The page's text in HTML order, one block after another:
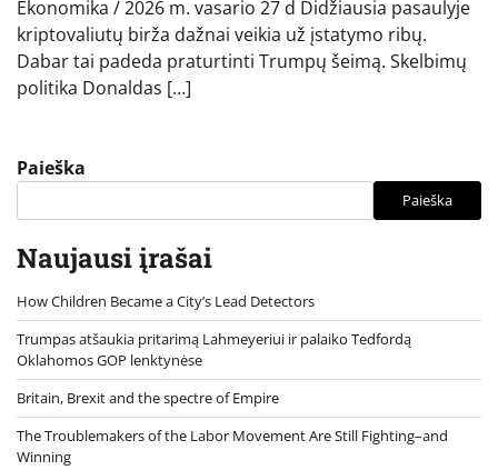
Ekonomika / 2026 m. vasario 27 d Didžiausia pasaulyje
kriptovaliutų birža dažnai veikia už įstatymo ribų.
Dabar tai padeda praturtinti Trumpų šeimą. Skelbimų
politika Donaldas […]
Paieška
Paieška
Naujausi įrašai
How Children Became a City’s Lead Detectors
Trumpas atšaukia pritarimą Lahmeyeriui ir palaiko Tedfordą
Oklahomos GOP lenktynėse
Britain, Brexit and the spectre of Empire
The Troublemakers of the Labor Movement Are Still Fighting–and
Winning